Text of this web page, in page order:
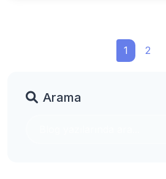
1 2
Arama